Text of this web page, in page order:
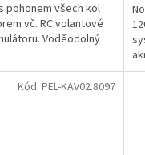
pohonem všech kol
vč. RC volantové
Voděodolný
Kód: PEL-KAV02.8097